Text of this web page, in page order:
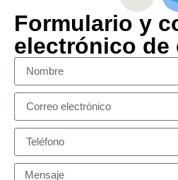
Formulario y
electrónico de